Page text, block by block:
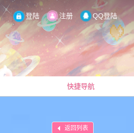
登陆 注册 QQ登陆
快捷导航
返回列表